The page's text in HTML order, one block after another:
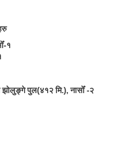
१
झोलुङ्गे पुल(४१२ मि.), नासोँ -२